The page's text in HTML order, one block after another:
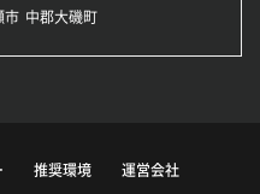
市 中郡大磯町
推奨環境 運営会社